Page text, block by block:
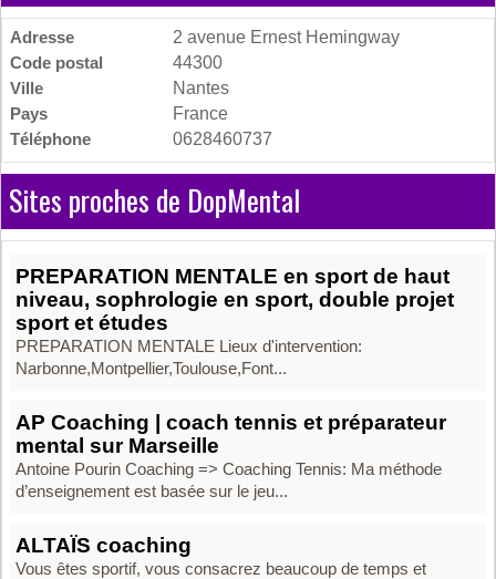
Adresse
2 avenue Ernest Hemingway
Code postal
44300
Ville
Nantes
Pays
France
Téléphone
0628460737
Sites proches de DopMental
PREPARATION MENTALE en sport de haut
niveau, sophrologie en sport, double projet
sport et études
PREPARATION MENTALE Lieux d'intervention:
Narbonne,Montpellier,Toulouse,Font...
AP Coaching | coach tennis et préparateur
mental sur Marseille
Antoine Pourin Coaching => Coaching Tennis: Ma méthode
d’enseignement est basée sur le jeu...
ALTAÏS coaching
Vous êtes sportif, vous consacrez beaucoup de temps et